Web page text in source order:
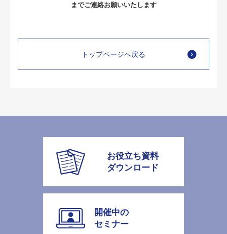
までご連絡お願いいたします
トップページへ戻る
お役立ち資料
ダウンロード
開催中の
セミナー